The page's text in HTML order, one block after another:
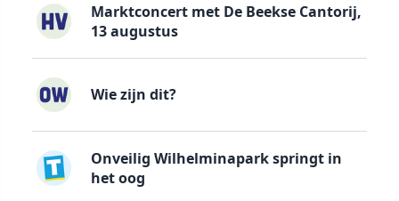
Marktconcert met De Beekse Cantorij,
13 augustus
Wie zijn dit?
Onveilig Wilhelminapark springt in
het oog